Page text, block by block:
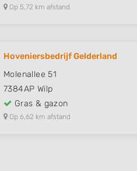
Op 5,72 km afstand
Hoveniersbedrijf Gelderland
Molenallee 51
7384AP Wilp
Gras & gazon
Op 6,62 km afstand